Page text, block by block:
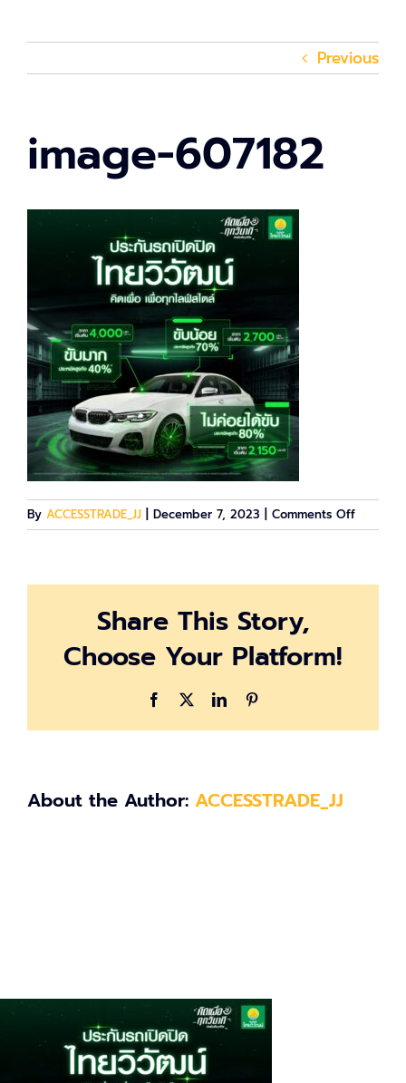
Previous
image-607182
By ACCESSTRADE_JJ December 7, 2023 Comments Offon
image-
Share This Story,
Choose Your Platform!
Facebook LinkedIn
About the Author: ACCESSTRADE_JJ